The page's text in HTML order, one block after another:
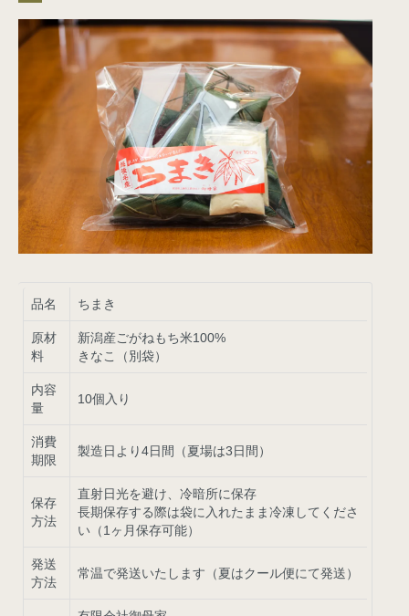
品名 ちまき
原材
料
新潟産ごがねもち米100%
きなこ（別袋）
内容
量
10個入り
消費
期限
製造日より4日間（夏場は3日間）
保存
方法
直射日光を避け、冷暗所に保存
長期保存する際は袋に入れたまま冷凍してくださ
い（1ヶ月保存可能）
発送
方法
常温で発送いたします（夏はクール便にて発送）